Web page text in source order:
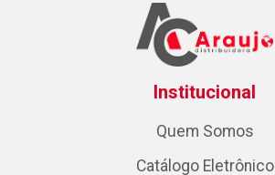
Institucional
Quem Somos
Catálogo Eletrônico